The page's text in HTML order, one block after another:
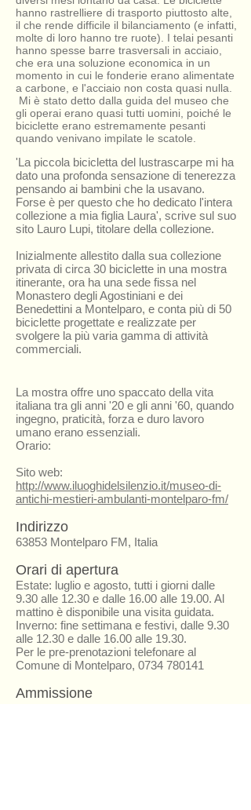
hanno rastrelliere di trasporto piuttosto alte,
il che rende difficile il bilanciamento (e infatti,
molte di loro hanno tre ruote). I telai pesanti
hanno spesse barre trasversali in acciaio,
che era una soluzione economica in un
momento in cui le fonderie erano alimentate
a carbone, e l'acciaio non costa quasi nulla.
Mi è stato detto dalla guida del museo che
gli operai erano quasi tutti uomini, poiché le
biciclette erano estremamente pesanti
quando venivano impilate le scatole.
'La piccola bicicletta del lustrascarpe mi ha
dato una profonda sensazione di tenerezza
pensando ai bambini che la usavano.
Forse è per questo che ho dedicato l'intera
collezione a mia figlia Laura', scrive sul suo
sito Lauro Lupi, titolare della collezione.
Inizialmente allestito dalla sua collezione
privata di circa 30 biciclette in una mostra
itinerante, ora ha una sede fissa nel
Monastero degli Agostiniani e dei
Benedettini a Montelparo, e conta più di 50
biciclette progettate e realizzate per
svolgere la più varia gamma di attività
commerciali.
La mostra offre uno spaccato della vita
italiana tra gli anni '20 e gli anni '60, quando
ingegno, praticità, forza e duro lavoro
umano erano essenziali.
Orario:
Sito web:
http://www.iluoghidelsilenzio.it/museo-di-
antichi-mestieri-ambulanti-montelparo-fm/
Indirizzo
63853 Montelparo FM, Italia
Orari di apertura
Estate: luglio e agosto, tutti i giorni dalle
9.30 alle 12.30 e dalle 16.00 alle 19.00. Al
mattino è disponibile una visita guidata.
Inverno: fine settimana e festivi, dalle 9.30
alle 12.30 e dalle 16.00 alle 19.30.
Per le pre-prenotazioni telefonare al
Comune di Montelparo, 0734 780141
Ammissione